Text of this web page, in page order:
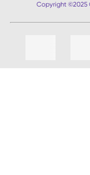
Copyright ©2025